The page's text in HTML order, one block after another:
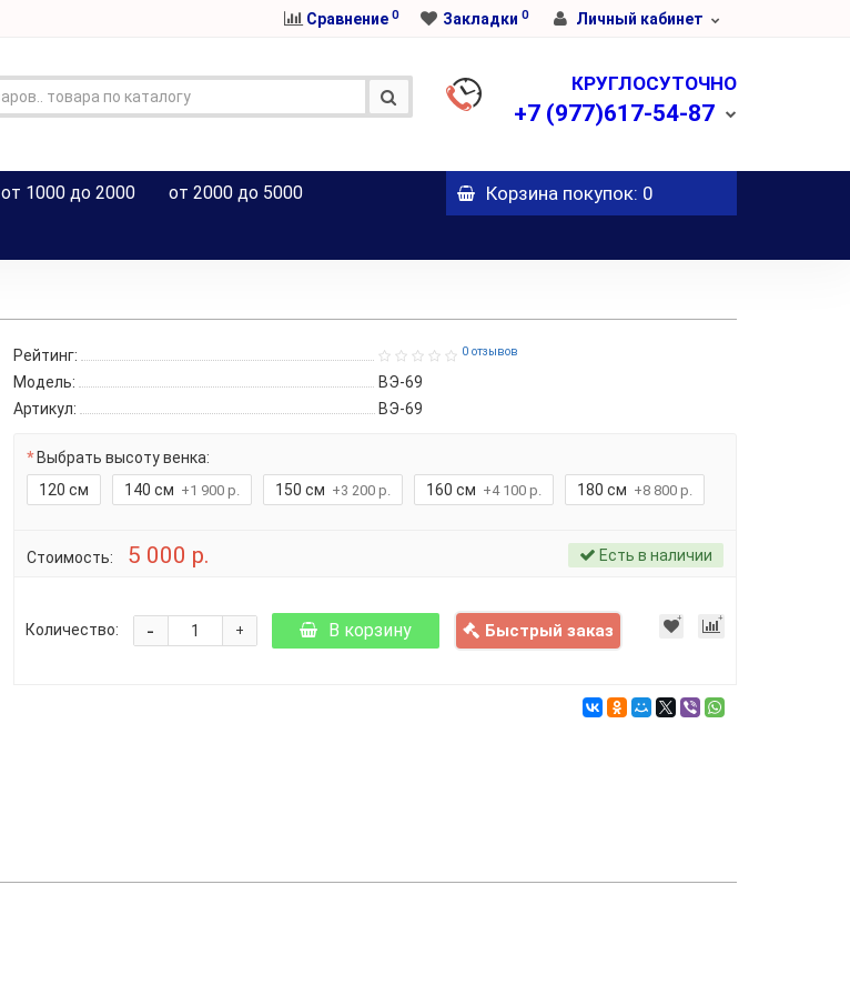
Сравнение 0 Закладки 0 Личный кабинет
КРУГЛОСУТОЧНО
+7 (977)617-54-87
от 1000 до 2000 от 2000 до 5000 Корзинапокупок: 0
Рейтинг: 0 отзывов
Модель:
ВЭ-69
Артикул:
ВЭ-69
Выбрать высоту венка:
120 см
140 см +1 900 р. 150 см +3 200 р. 160 см +4 100 р. 180 см +8 800 р.
Стоимость: 5 000 р. Есть в наличии
Количество: +
- В корзину Быстрый заказ